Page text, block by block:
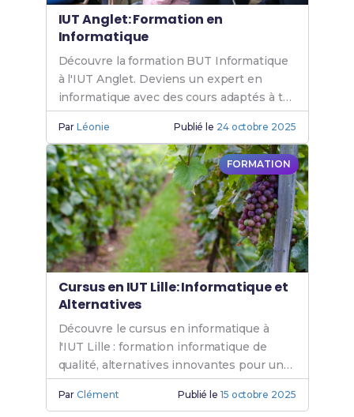
IUT Anglet: Formation en
Informatique
Découvre la formation BUT Informatique
à l'IUT Anglet. Deviens un expert en
informatique avec des cours adaptés à tes
besoins. Rejoins l'IUT Anglet
Informatique.
ParLéonie Publié le 24 octobre 2025
FORMATION
Cursus en IUT Lille: Informatique et
Alternatives
Découvre le cursus en informatique à
l'IUT Lille : formation informatique de
qualité, alternatives innovantes pour un
BUT informatique Lille. Rejoins l'IUT
informatique dès aujourd'hui.
ParClément Publié le 15 octobre 2025